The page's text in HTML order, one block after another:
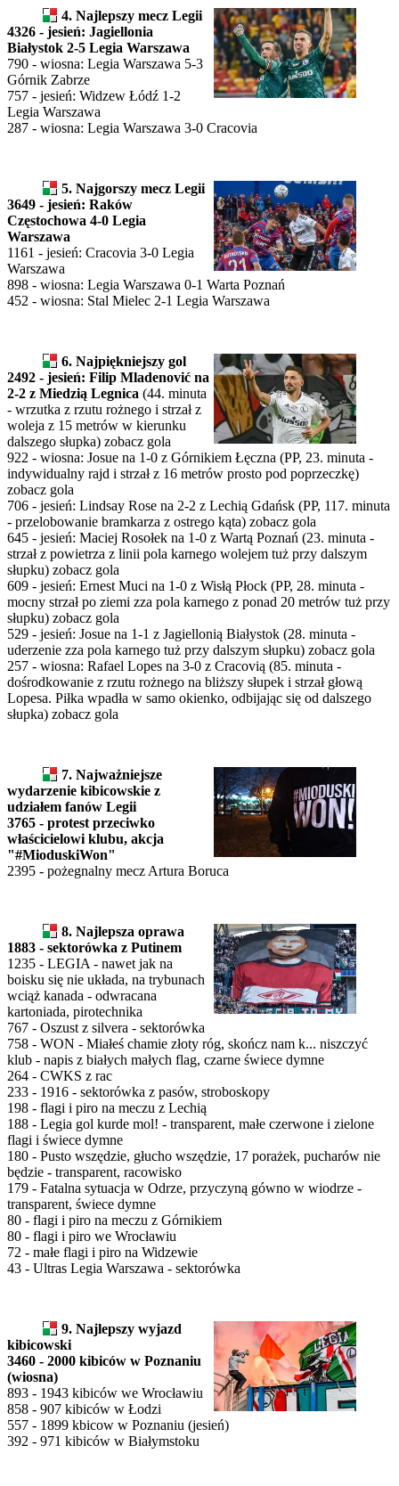
4. Najlepszy mecz Legii
4326 - jesień: Jagiellonia
Białystok 2-5 Legia Warszawa
790 - wiosna: Legia Warszawa 5-3
Górnik Zabrze
757 - jesień: Widzew Łódź 1-2
Legia Warszawa
287 - wiosna: Legia Warszawa 3-0 Cracovia
5. Najgorszy mecz Legii
3649 - jesień: Raków
Częstochowa 4-0 Legia
Warszawa
1161 - jesień: Cracovia 3-0 Legia
Warszawa
898 - wiosna: Legia Warszawa 0-1 Warta Poznań
452 - wiosna: Stal Mielec 2-1 Legia Warszawa
6. Najpiękniejszy gol
2492 - jesień: Filip Mladenović na
2-2 z Miedzią Legnica (44. minuta
- wrzutka z rzutu rożnego i strzał z
woleja z 15 metrów w kierunku
dalszego słupka) zobacz gola
922 - wiosna: Josue na 1-0 z Górnikiem Łęczna (PP, 23. minuta -
indywidualny rajd i strzał z 16 metrów prosto pod poprzeczkę)
zobacz gola
706 - jesień: Lindsay Rose na 2-2 z Lechią Gdańsk (PP, 117. minuta
- przelobowanie bramkarza z ostrego kąta) zobacz gola
645 - jesień: Maciej Rosołek na 1-0 z Wartą Poznań (23. minuta -
strzał z powietrza z linii pola karnego wolejem tuż przy dalszym
słupku) zobacz gola
609 - jesień: Ernest Muci na 1-0 z Wisłą Płock (PP, 28. minuta -
mocny strzał po ziemi zza pola karnego z ponad 20 metrów tuż przy
słupku) zobacz gola
529 - jesień: Josue na 1-1 z Jagiellonią Białystok (28. minuta -
uderzenie zza pola karnego tuż przy dalszym słupku) zobacz gola
257 - wiosna: Rafael Lopes na 3-0 z Cracovią (85. minuta -
dośrodkowanie z rzutu rożnego na bliższy słupek i strzał głową
Lopesa. Piłka wpadła w samo okienko, odbijając się od dalszego
słupka) zobacz gola
7. Najważniejsze
wydarzenie kibicowskie z
udziałem fanów Legii
3765 - protest przeciwko
właścicielowi klubu, akcja
"#MioduskiWon"
2395 - pożegnalny mecz Artura Boruca
8. Najlepsza oprawa
1883 - sektorówka z Putinem
1235 - LEGIA - nawet jak na
boisku się nie układa, na trybunach
wciąż kanada - odwracana
kartoniada, pirotechnika
767 - Oszust z silvera - sektorówka
758 - WON - Miałeś chamie złoty róg, skończ nam k... niszczyć
klub - napis z białych małych flag, czarne świece dymne
264 - CWKS z rac
233 - 1916 - sektorówka z pasów, stroboskopy
198 - flagi i piro na meczu z Lechią
188 - Legia gol kurde mol! - transparent, małe czerwone i zielone
flagi i świece dymne
180 - Pusto wszędzie, głucho wszędzie, 17 porażek, pucharów nie
będzie - transparent, racowisko
179 - Fatalna sytuacja w Odrze, przyczyną gówno w wiodrze -
transparent, świece dymne
80 - flagi i piro na meczu z Górnikiem
80 - flagi i piro we Wrocławiu
72 - małe flagi i piro na Widzewie
43 - Ultras Legia Warszawa - sektorówka
9. Najlepszy wyjazd
kibicowski
3460 - 2000 kibiców w Poznaniu
(wiosna)
893 - 1943 kibiców we Wrocławiu
858 - 907 kibiców w Łodzi
557 - 1899 kbicow w Poznaniu (jesień)
392 - 971 kibiców w Białymstoku